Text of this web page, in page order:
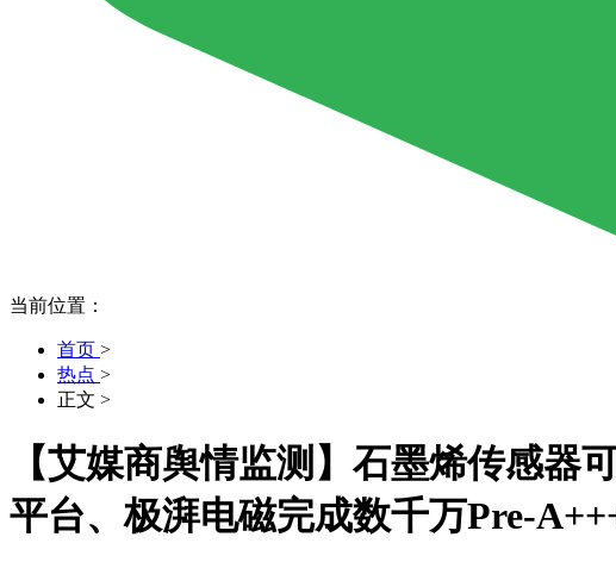
当前位置：
首页 >
热点 >
正文 >
【艾媒商舆情监测】石墨烯传感器
平台、极湃电磁完成数千万Pre-